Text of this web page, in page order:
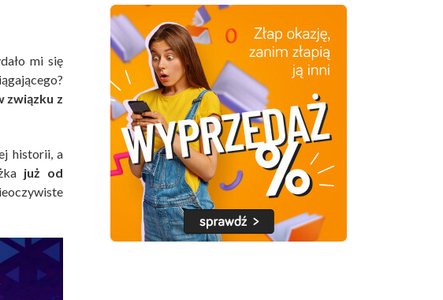
mi się
związku z
historii, a
już od